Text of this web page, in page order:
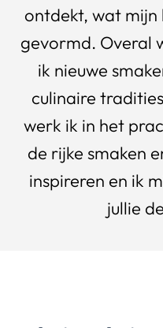
ontdekt, wat
gevormd. Overal
ik nieuwe
culinaire
werk ik in het
de rijke smaken
inspireren en ik
jullie